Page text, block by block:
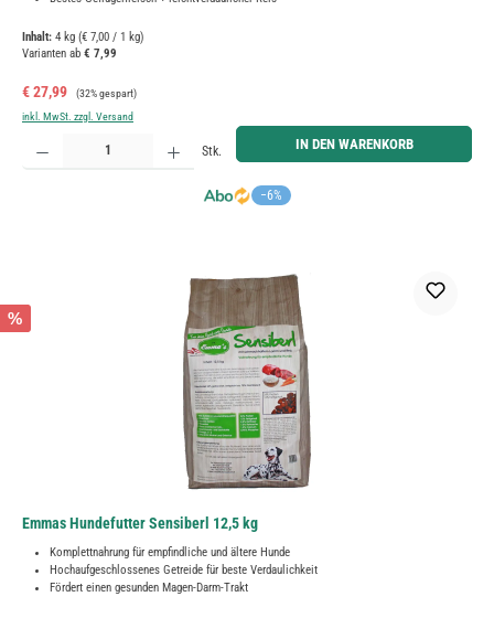
Inhalt: 4 kg (€ 7,00 / 1 kg)
Varianten ab € 7,99
Verkaufspreis:
€ 27,99 Regulärer Preis:
(32% gespart)
inkl. MwSt. zzgl. Versand
−6%
Produkt Anzahl: Gib den gewünschten Wert ein oder benutze die Schaltflächen um die Anzahl zu
Stk. IN DEN WARENKORB
%
Emmas Hundefutter Sensiberl 12,5 kg
Komplettnahrung für empfindliche und ältere Hunde
Hochaufgeschlossenes Getreide für beste Verdaulichkeit
Fördert einen gesunden Magen-Darm-Trakt